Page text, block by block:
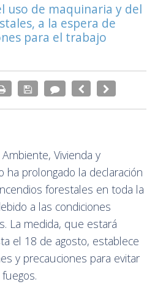
uso de maquinaria y del
a la espera de
para el trabajo
Vivienda y
ha prolongado la declaración
forestales en toda la
a las condiciones
La medida, que estará
el 18 de agosto, establece
y precauciones para evitar